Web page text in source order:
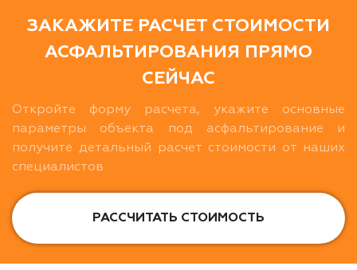
ЗАКАЖИТЕ РАСЧЕТ СТОИМОСТИ
АСФАЛЬТИРОВАНИЯ ПРЯМО
СЕЙЧАС
Откройте форму расчета, укажите основные
параметры объекта под асфальтирование и
получите детальный расчет стоимости от наших
специалистов
РАССЧИТАТЬ СТОИМОСТЬ